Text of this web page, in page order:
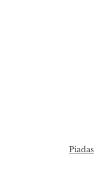
Piadas